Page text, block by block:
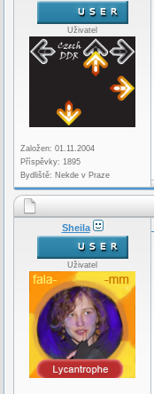
Uživatel
Založen: 01.11.2004
Příspěvky: 1895
Bydliště: Nekde v Praze
Sheila
Uživatel